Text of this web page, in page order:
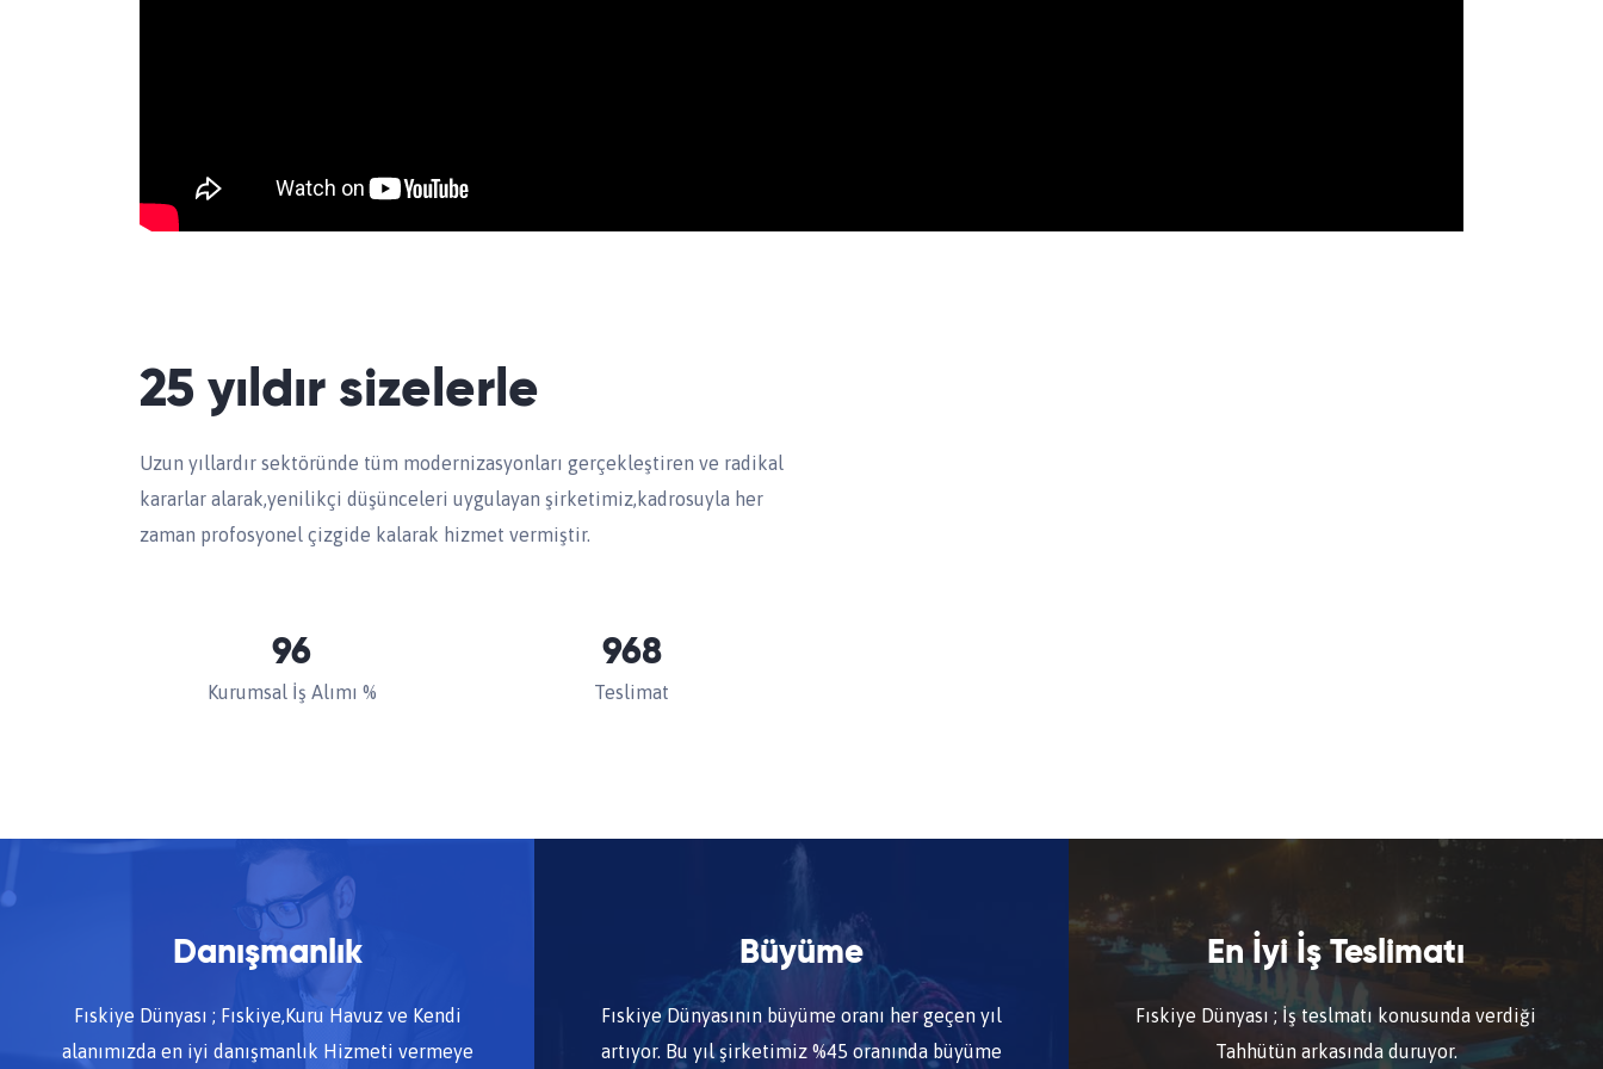
25 yıldır sizelerle
Uzun yıllardır sektöründe tüm modernizasyonları gerçekleştiren ve radikal
kararlar alarak,yenilikçi düşünceleri uygulayan şirketimiz,kadrosuyla her
zaman profosyonel çizgide kalarak hizmet vermiştir.
96
Kurumsal İş Alımı %
968
Teslimat
Danışmanlık
Fıskiye Dünyası ; Fıskiye,Kuru Havuz ve Kendi
alanımızda en iyi danışmanlık Hizmeti vermeye
Büyüme
Fıskiye Dünyasının büyüme oranı her geçen yıl
artıyor. Bu yıl şirketimiz %45 oranında büyüme
En İyi İş Teslimatı
Fıskiye Dünyası ; İş teslmatı konusunda verdiği
Tahhütün arkasında duruyor.